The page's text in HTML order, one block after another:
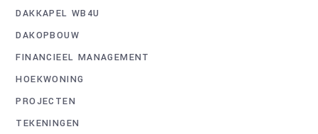
DAKKAPEL WB4U
DAKOPBOUW
FINANCIEEL MANAGEMENT
HOEKWONING
PROJECTEN
TEKENINGEN